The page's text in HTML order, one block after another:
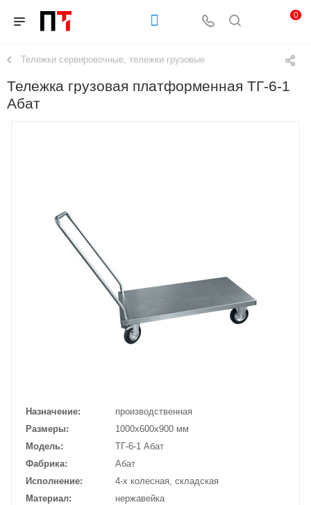
0
Тележки сервировочные, тележки грузовые
Тележка грузовая платформенная ТГ-6-1
Абат
Назначение
производственная
Размеры
1000х600х900 мм
Модель
ТГ-6-1 Абат
Фабрика
Абат
Исполнение
4-х колесная, складская
Материал
нержавейка